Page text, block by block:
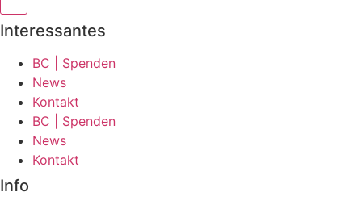
Interessantes
BC | Spenden
News
Kontakt
BC | Spenden
News
Kontakt
Info